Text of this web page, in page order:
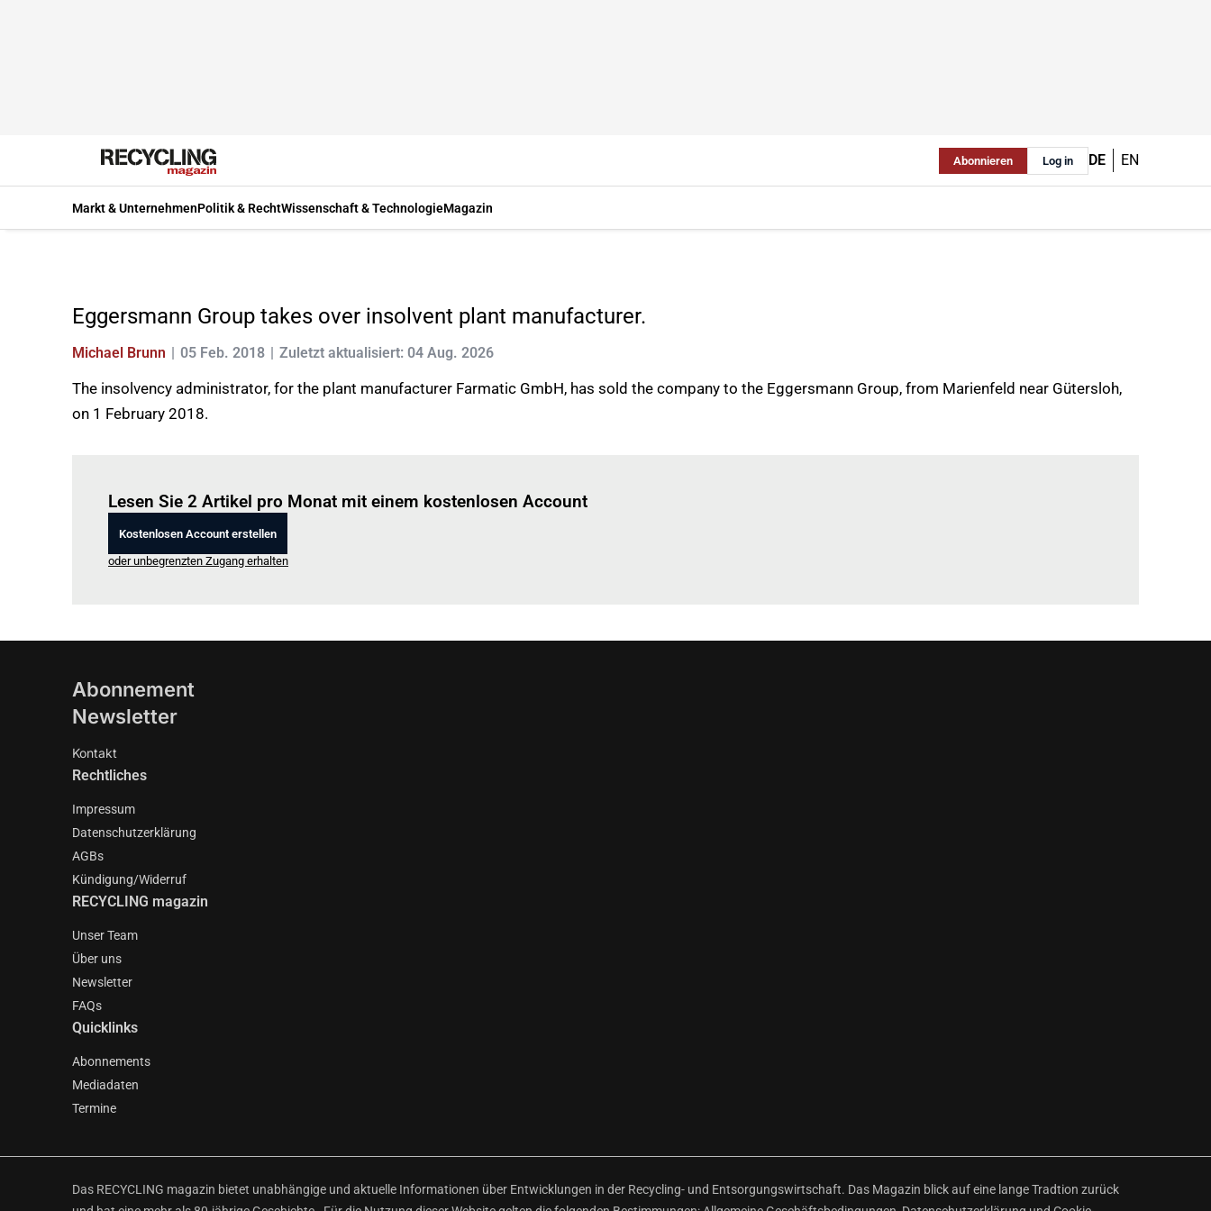
Abonnieren Log in DE EN
Markt & UnternehmenPolitik & RechtWissenschaft & TechnologieMagazin
Eggersmann Group takes over insolvent plant manufacturer.
Michael Brunn 05 Feb. 2018 Zuletzt aktualisiert: 04 Aug. 2026
The insolvency administrator, for the plant manufacturer Farmatic GmbH, has sold the company to the Eggersmann Group, from Marienfeld near Gütersloh,
on 1 February 2018.
Lesen Sie 2 Artikel pro Monat mit einem kostenlosen Account
Kostenlosen Account erstellen
oder unbegrenzten Zugang erhalten
Abonnement
Newsletter
Kontakt
Rechtliches
Impressum
Datenschutzerklärung
AGBs
Kündigung/Widerruf
RECYCLING magazin
Unser Team
Über uns
Newsletter
FAQs
Quicklinks
Abonnements
Mediadaten
Termine
Das RECYCLING magazin bietet unabhängige und aktuelle Informationen über Entwicklungen in der Recycling- und Entsorgungswirtschaft. Das Magazin blick auf eine lange Tradtion zurück